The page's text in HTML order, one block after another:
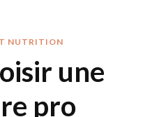
NUTRITION
une
pro